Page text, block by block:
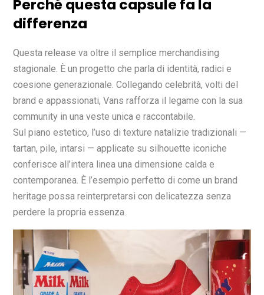
Perché questa capsule fa la
differenza
Questa release va oltre il semplice merchandising
stagionale. È un progetto che parla di identità, radici e
coesione generazionale. Collegando celebrità, volti del
brand e appassionati, Vans rafforza il legame con la sua
community in una veste unica e raccontabile.
Sul piano estetico, l’uso di texture natalizie tradizionali —
tartan, pile, intarsi — applicate su silhouette iconiche
conferisce all’intera linea una dimensione calda e
contemporanea. È l’esempio perfetto di come un brand
heritage possa reinterpretarsi con delicatezza senza
perdere la propria essenza.